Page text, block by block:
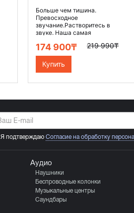
Больше чем тишина.
Превосходное
звучание.Растворитесь в
звуке. Наша самая
174 900₸ 219 990₸
Купить
Я подтверждаю Согласие на обработку
Аудио
Наушники
Беспроводные колонки
Музыкальные центры
Саундбары